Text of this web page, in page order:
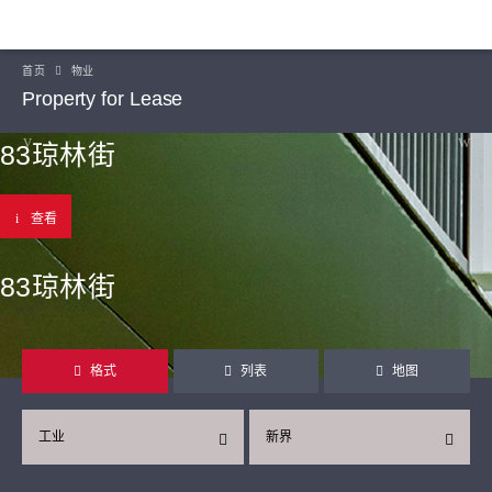
首页 物业
Property for Lease
83琼林街
查看
83琼林街
格式 列表 地图
新界
工业